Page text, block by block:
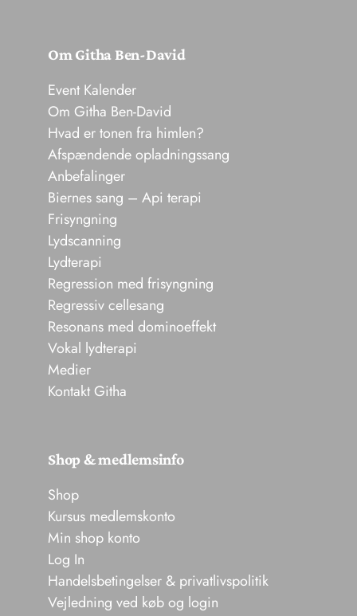
Om Githa Ben-David
Event Kalender
Om Githa Ben-David
Hvad er tonen fra himlen?
Afspændende opladningssang
Anbefalinger
Biernes sang – Api terapi
Frisyngning
Lydscanning
Lydterapi
Regression med frisyngning
Regressiv cellesang
Resonans med dominoeffekt
Vokal lydterapi
Medier
Kontakt Githa
Shop & medlemsinfo
Shop
Kursus medlemskonto
Min shop konto
Log In
Handelsbetingelser & privatlivspolitik
Vejledning ved køb og login